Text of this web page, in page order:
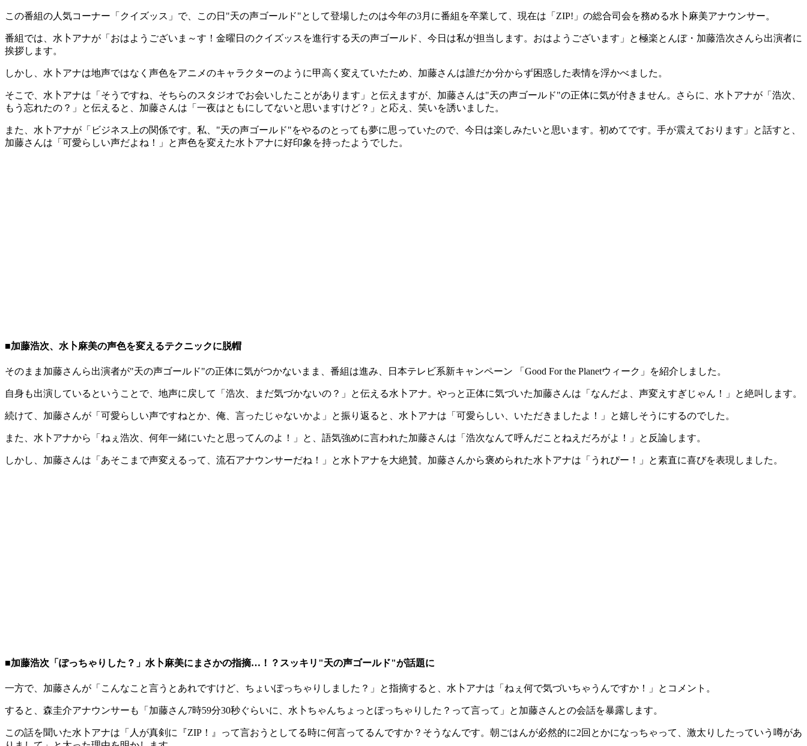
この番組の人気コーナー「クイズッス」で、この日"天の声ゴールド"として登場したのは今年の3月に番組を卒業して、現在は「ZIP!」の総合司会を務める水卜麻美アナウンサー。
番組では、水卜アナが「おはようございま～す！金曜日のクイズッスを進行する天の声ゴールド、今日は私が担当します。おはようございます」と極楽とんぼ・加藤浩次さんら出演者に
挨拶します。
しかし、水卜アナは地声ではなく声色をアニメのキャラクターのように甲高く変えていたため、加藤さんは誰だか分からず困惑した表情を浮かべました。
そこで、水卜アナは「そうですね、そちらのスタジオでお会いしたことがあります」と伝えますが、加藤さんは"天の声ゴールド"の正体に気が付きません。さらに、水卜アナが「浩次、
もう忘れたの？」と伝えると、加藤さんは「一夜はともにしてないと思いますけど？」と応え、笑いを誘いました。
また、水卜アナが「ビジネス上の関係です。私、"天の声ゴールド"をやるのとっても夢に思っていたので、今日は楽しみたいと思います。初めてです。手が震えております」と話すと、
加藤さんは「可愛らしい声だよね！」と声色を変えた水卜アナに好印象を持ったようでした。
■加藤浩次、水卜麻美の声色を変えるテクニックに脱帽
そのまま加藤さんら出演者が"天の声ゴールド"の正体に気がつかないまま、番組は進み、日本テレビ系新キャンペーン 「Good For the Planetウィーク」を紹介しました。
自身も出演しているということで、地声に戻して「浩次、まだ気づかないの？」と伝える水卜アナ。やっと正体に気づいた加藤さんは「なんだよ、声変えすぎじゃん！」と絶叫します。
続けて、加藤さんが「可愛らしい声ですねとか、俺、言ったじゃないかよ」と振り返ると、水卜アナは「可愛らしい、いただきましたよ！」と嬉しそうにするのでした。
また、水卜アナから「ねぇ浩次、何年一緒にいたと思ってんのよ！」と、語気強めに言われた加藤さんは「浩次なんて呼んだことねえだろがよ！」と反論します。
しかし、加藤さんは「あそこまで声変えるって、流石アナウンサーだね！」と水卜アナを大絶賛。加藤さんから褒められた水卜アナは「うれぴー！」と素直に喜びを表現しました。
■加藤浩次「ぽっちゃりした？」水卜麻美にまさかの指摘…！？スッキリ"天の声ゴールド"が話題に
一方で、加藤さんが「こんなこと言うとあれですけど、ちょいぽっちゃりしました？」と指摘すると、水卜アナは「ねぇ何で気づいちゃうんですか！」とコメント。
すると、森圭介アナウンサーも「加藤さん7時59分30秒ぐらいに、水卜ちゃんちょっとぽっちゃりした？って言って」と加藤さんとの会話を暴露します。
この話を聞いた水卜アナは「人が真剣に『ZIP！』って言おうとしてる時に何言ってるんですか？そうなんです。朝ごはんが必然的に2回とかになっちゃって、激太りしたっていう噂があ